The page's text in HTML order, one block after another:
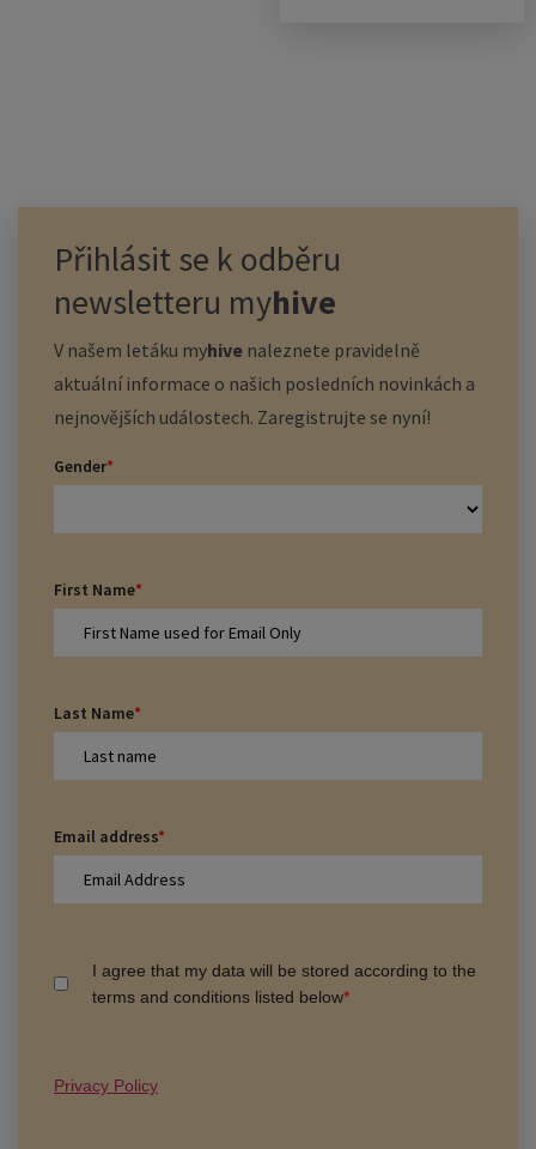
Přihlásit se k odběru
newsletteru myhive
V našem letáku myhive naleznete pravidelně
aktuální informace o našich posledních novinkách a
nejnovějších událostech. Zaregistrujte se nyní!
Gender*
First Name*
Last Name*
Email address*
I agree that my data will be stored according to the
terms and conditions listed below*
Privacy Policy